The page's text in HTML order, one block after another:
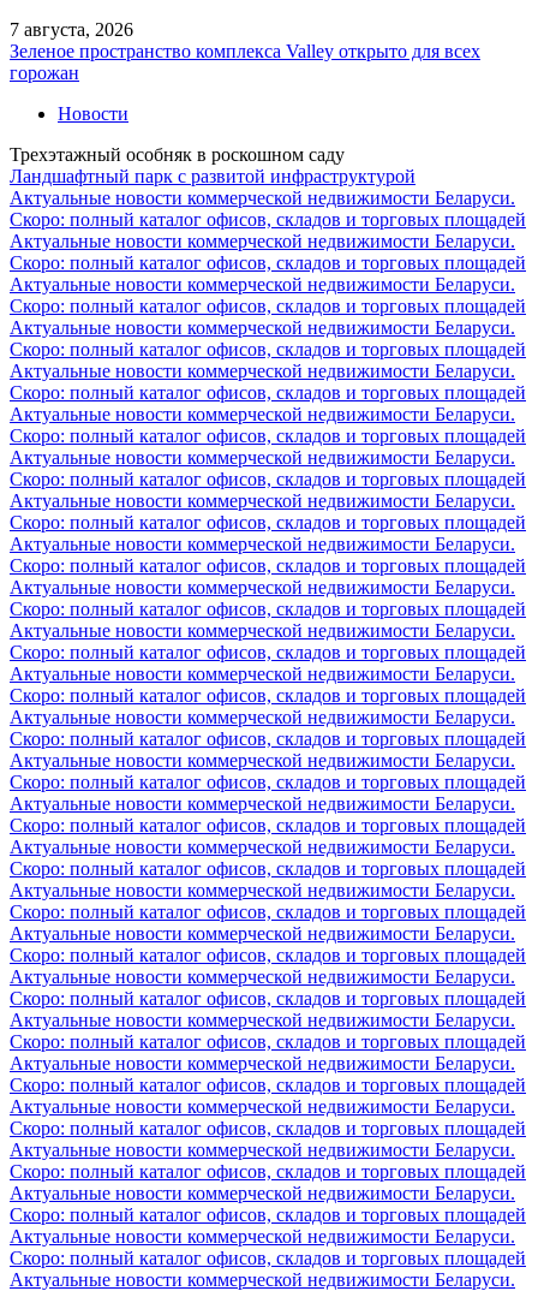
7 августа, 2026
Зеленое пространство комплекса Valley открыто для всех
горожан
Новости
Трехэтажный особняк в роскошном саду
Ландшафтный парк с развитой инфраструктурой
Актуальные новости коммерческой недвижимости Беларуси.
Скоро: полный каталог офисов, складов и торговых площадей
Актуальные новости коммерческой недвижимости Беларуси.
Скоро: полный каталог офисов, складов и торговых площадей
Актуальные новости коммерческой недвижимости Беларуси.
Скоро: полный каталог офисов, складов и торговых площадей
Актуальные новости коммерческой недвижимости Беларуси.
Скоро: полный каталог офисов, складов и торговых площадей
Актуальные новости коммерческой недвижимости Беларуси.
Скоро: полный каталог офисов, складов и торговых площадей
Актуальные новости коммерческой недвижимости Беларуси.
Скоро: полный каталог офисов, складов и торговых площадей
Актуальные новости коммерческой недвижимости Беларуси.
Скоро: полный каталог офисов, складов и торговых площадей
Актуальные новости коммерческой недвижимости Беларуси.
Скоро: полный каталог офисов, складов и торговых площадей
Актуальные новости коммерческой недвижимости Беларуси.
Скоро: полный каталог офисов, складов и торговых площадей
Актуальные новости коммерческой недвижимости Беларуси.
Скоро: полный каталог офисов, складов и торговых площадей
Актуальные новости коммерческой недвижимости Беларуси.
Скоро: полный каталог офисов, складов и торговых площадей
Актуальные новости коммерческой недвижимости Беларуси.
Скоро: полный каталог офисов, складов и торговых площадей
Актуальные новости коммерческой недвижимости Беларуси.
Скоро: полный каталог офисов, складов и торговых площадей
Актуальные новости коммерческой недвижимости Беларуси.
Скоро: полный каталог офисов, складов и торговых площадей
Актуальные новости коммерческой недвижимости Беларуси.
Скоро: полный каталог офисов, складов и торговых площадей
Актуальные новости коммерческой недвижимости Беларуси.
Скоро: полный каталог офисов, складов и торговых площадей
Актуальные новости коммерческой недвижимости Беларуси.
Скоро: полный каталог офисов, складов и торговых площадей
Актуальные новости коммерческой недвижимости Беларуси.
Скоро: полный каталог офисов, складов и торговых площадей
Актуальные новости коммерческой недвижимости Беларуси.
Скоро: полный каталог офисов, складов и торговых площадей
Актуальные новости коммерческой недвижимости Беларуси.
Скоро: полный каталог офисов, складов и торговых площадей
Актуальные новости коммерческой недвижимости Беларуси.
Скоро: полный каталог офисов, складов и торговых площадей
Актуальные новости коммерческой недвижимости Беларуси.
Скоро: полный каталог офисов, складов и торговых площадей
Актуальные новости коммерческой недвижимости Беларуси.
Скоро: полный каталог офисов, складов и торговых площадей
Актуальные новости коммерческой недвижимости Беларуси.
Скоро: полный каталог офисов, складов и торговых площадей
Актуальные новости коммерческой недвижимости Беларуси.
Скоро: полный каталог офисов, складов и торговых площадей
Актуальные новости коммерческой недвижимости Беларуси.